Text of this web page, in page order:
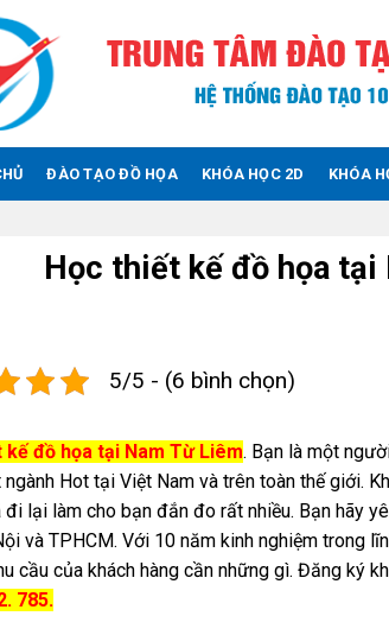
ĐÀO TẠO ĐỒ HỌA KHÓA HỌC 2D KHÓA
Học thiết kế đồ họa
5/5 - (6 bình chọn)
kế đồ họa tại Nam Từ Liêm. Bạn là một
Hot tại Việt Nam và trên toàn thế giới.
lại làm cho bạn đắn đo rất nhiều. Bạn hãy
và TPHCM. Với 10 năm kinh nghiệm trong
cầu của khách hàng cần những gì. Đăng ký
785.